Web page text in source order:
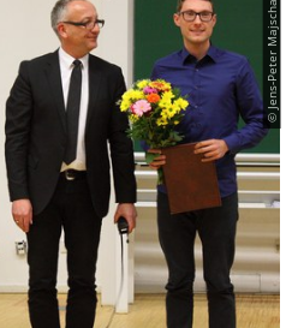
© Jens-Peter Majschak